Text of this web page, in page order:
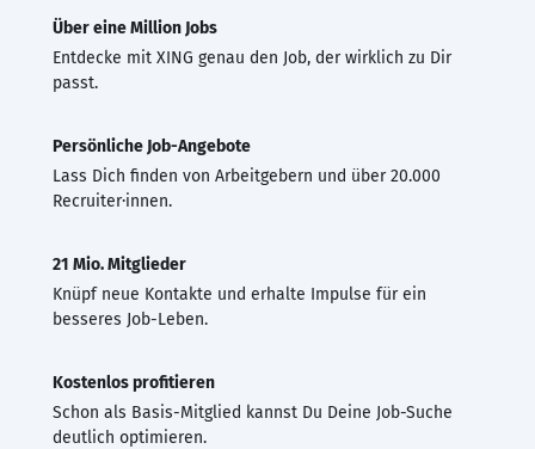
Über eine Million Jobs
Entdecke mit XING genau den Job, der wirklich zu Dir
passt.
Persönliche Job-Angebote
Lass Dich finden von Arbeitgebern und über 20.000
Recruiter·innen.
21 Mio. Mitglieder
Knüpf neue Kontakte und erhalte Impulse für ein
besseres Job-Leben.
Kostenlos profitieren
Schon als Basis-Mitglied kannst Du Deine Job-Suche
deutlich optimieren.